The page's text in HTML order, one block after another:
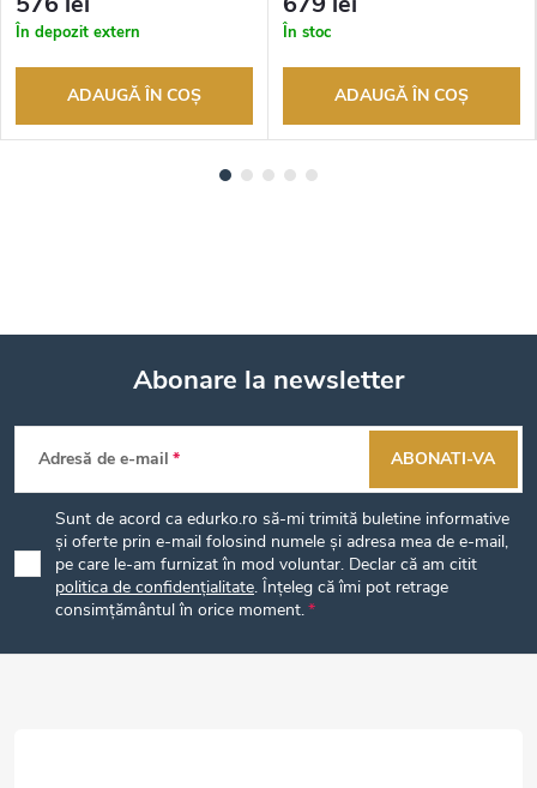
autorizat
În depozit extern
ADAUGĂ ÎN COŞ
autorizat
În stoc
ADAUGĂ ÎN COŞ
S
u
b
o
Abonare la newsletter
Adresă de e-mail
Sunt de acord ca edurko.ro să-mi trimită buletine informative
și oferte prin e-mail folosind numele și adresa mea de e-mail,
pe care le-am furnizat în mod voluntar. Declar că am citit
politica de confidențialitate. Înțeleg că îmi pot retrage
consimțământul în orice moment.
ABONATI-VA